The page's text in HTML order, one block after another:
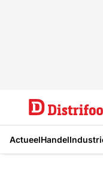
ActueelHandel